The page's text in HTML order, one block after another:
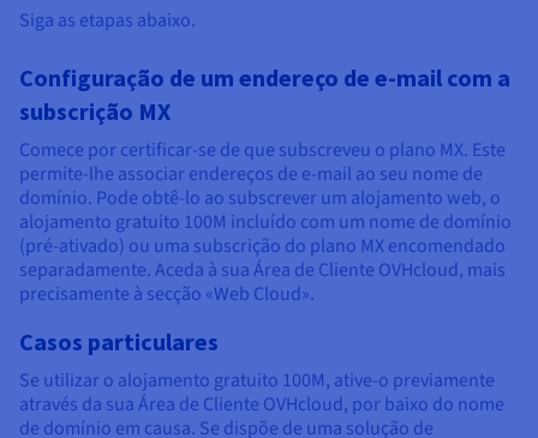
Siga as etapas abaixo.
Configuração de um endereço de e-mail com a
subscrição MX
Comece por certificar-se de que subscreveu o plano MX. Este
permite-lhe associar endereços de e-mail ao seu nome de
domínio. Pode obtê-lo ao subscrever um alojamento web, o
alojamento gratuito 100M incluído com um nome de domínio
(pré-ativado) ou uma subscrição do plano MX encomendado
separadamente. Aceda à sua Área de Cliente OVHcloud, mais
precisamente à secção «Web Cloud».
Casos particulares
Se utilizar o alojamento gratuito 100M, ative-o previamente
através da sua Área de Cliente OVHcloud, por baixo do nome
de domínio em causa. Se dispõe de uma solução de